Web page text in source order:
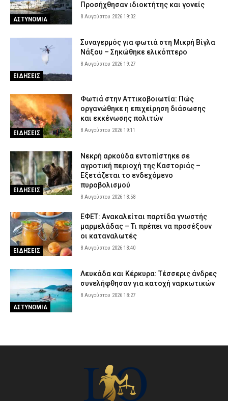
ΑΣΤΥΝΟΜΙΑ
Προσήχθησαν ιδιοκτήτης και γονείς
8 Αυγούστου 2026 19:32
ΕΙΔΗΣΕΙΣ
Συναγερμός για φωτιά στη Μικρή Βίγλα
Νάξου – Σηκώθηκε ελικόπτερο
8 Αυγούστου 2026 19:27
ΕΙΔΗΣΕΙΣ
Φωτιά στην Αττικοβοιωτία: Πώς
οργανώθηκε η επιχείρηση διάσωσης
και εκκένωσης πολιτών
8 Αυγούστου 2026 19:11
ΕΙΔΗΣΕΙΣ
Νεκρή αρκούδα εντοπίστηκε σε
αγροτική περιοχή της Καστοριάς –
Εξετάζεται το ενδεχόμενο
πυροβολισμού
8 Αυγούστου 2026 18:58
ΕΙΔΗΣΕΙΣ
ΕΦΕΤ: Ανακαλείται παρτίδα γνωστής
μαρμελάδας – Τι πρέπει να προσέξουν
οι καταναλωτές
8 Αυγούστου 2026 18:40
ΑΣΤΥΝΟΜΙΑ
Λευκάδα και Κέρκυρα: Τέσσερις άνδρες
συνελήφθησαν για κατοχή ναρκωτικών
8 Αυγούστου 2026 18:27